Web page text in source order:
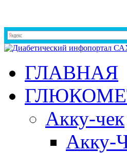
ГЛАВНАЯ
Акку-чек
Акку-